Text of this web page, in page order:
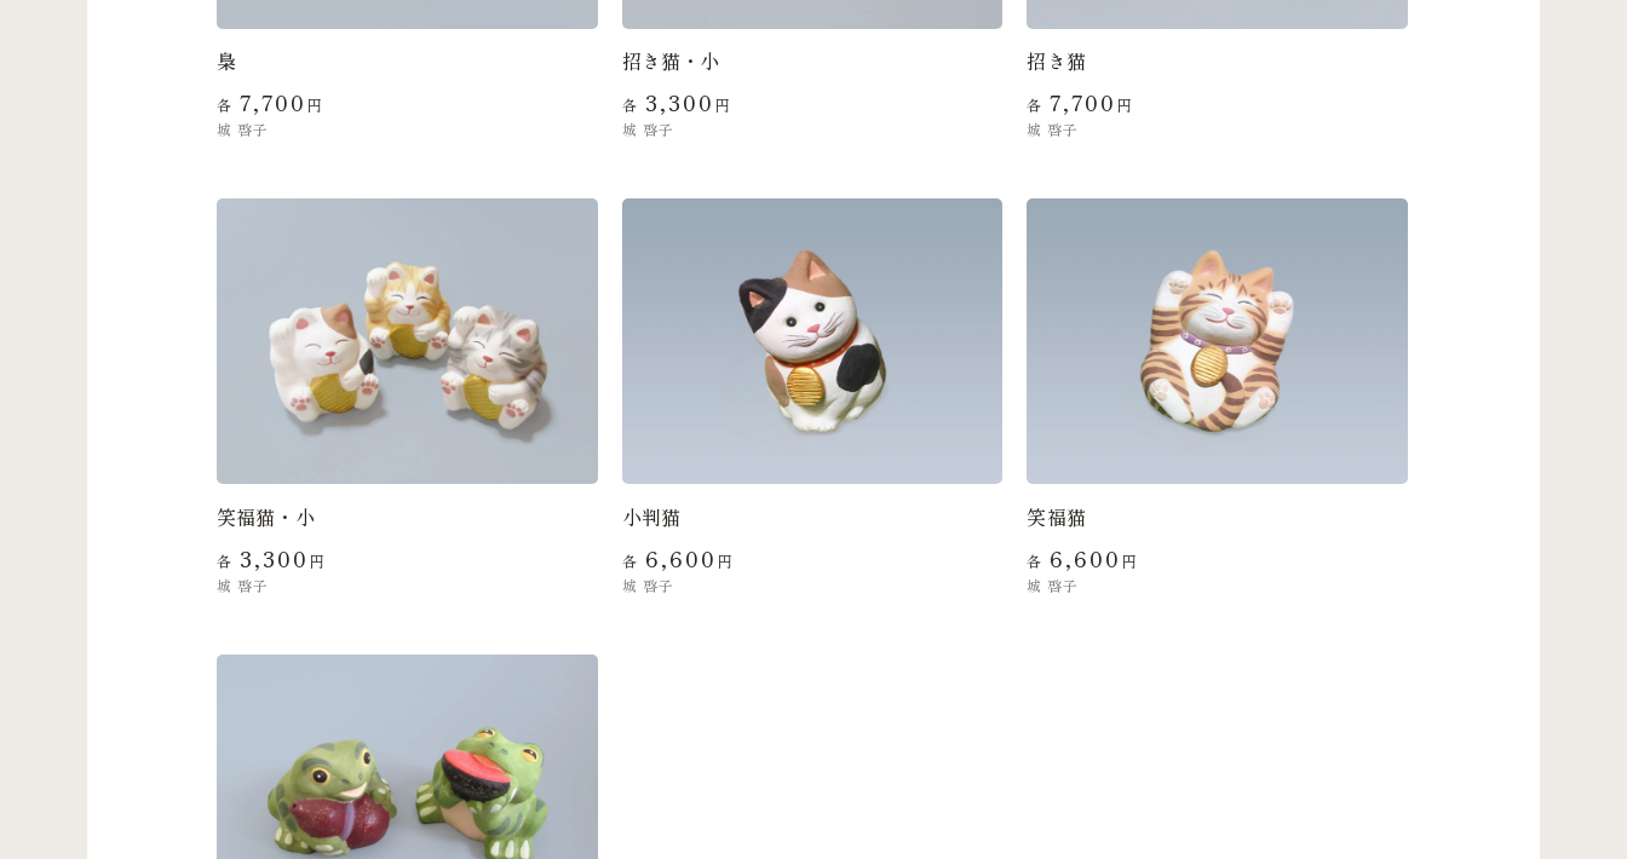
梟
各 7,700 円
城 啓子
招き猫・小
各 3,300 円
城 啓子
招き猫
各 7,700 円
城 啓子
笑福猫・小
各 3,300 円
城 啓子
小判猫
各 6,600 円
城 啓子
笑福猫
各 6,600 円
城 啓子